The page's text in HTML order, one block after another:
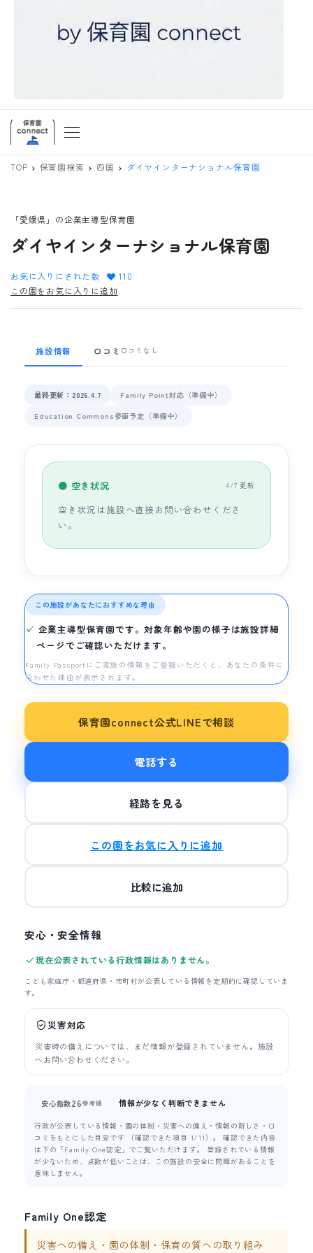
TOP 保育園検索 四国 ダイヤインターナショナル保育園
「愛媛県」の企業主導型保育園
ダイヤインターナショナル保育園
お気に入りにされた数
110
この園をお気に入りに追加
施設情報 口コミ 口コミなし
最終更新：2026.4.7
Family Point対応（準備中）
Education Commons参画予定（準備中）
● 空き状況 4/7 更新
空き状況は施設へ直接お問い合わせくださ
い。
この施設があなたにおすすめな理由
企業主導型保育園です。対象年齢や園の様子は施設詳細
ページでご確認いただけます。
Family Passportにご家族の情報をご登録いただくと、あなたの条件に
合わせた理由が表示されます。
保育園connect公式LINEで相談
電話する
経路を見る
この園をお気に入りに追加
比較に追加
安心・安全情報
現在公表されている行政情報はありません。
こども家庭庁・都道府県・市町村が公表している情報を定期的に確認していま
す。
災害対応
災害時の備えについては、まだ情報が登録されていません。施設
へお問い合わせください。
安心指数26参考値 情報が少なく判断できません
行政が公表している情報・園の体制・災害への備え・情報の新しさ・口
コミをもとにした目安です （確認できた項目 1/11）。 確認できた内容
は下の「Family One認定」でご覧いただけます。 登録されている情報
が少ないため、点数が低いことは、この施設の安全に問題があることを
意味しません。
Family One認定
災害への備え・園の体制・保育の質への取り組み